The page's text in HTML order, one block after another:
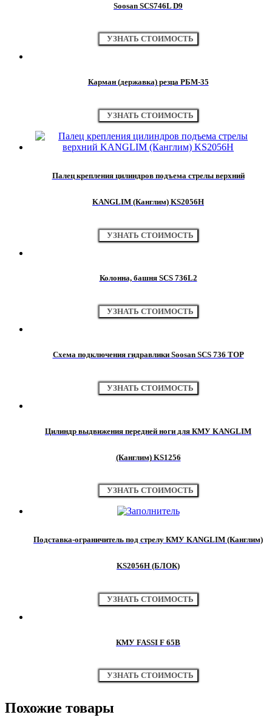
Soosan SCS746L D9
УЗНАТЬ СТОИМОСТЬ
Карман (державка) резца РБМ-35
УЗНАТЬ СТОИМОСТЬ
Палец крепления цилиндров подъема стрелы верхний
KANGLIM (Канглим) KS2056H
УЗНАТЬ СТОИМОСТЬ
Колонна, башня SCS 736L2
УЗНАТЬ СТОИМОСТЬ
Схема подключения гидравлики Soosan SCS 736 TOP
УЗНАТЬ СТОИМОСТЬ
Цилиндр выдвижения передней ноги для КМУ KANGLIM
(Канглим) KS1256
УЗНАТЬ СТОИМОСТЬ
Подставка-ограничитель под стрелу КМУ KANGLIM (Канглим)
KS2056H (БЛОК)
УЗНАТЬ СТОИМОСТЬ
КМУ FASSI F 65B
УЗНАТЬ СТОИМОСТЬ
Похожие товары